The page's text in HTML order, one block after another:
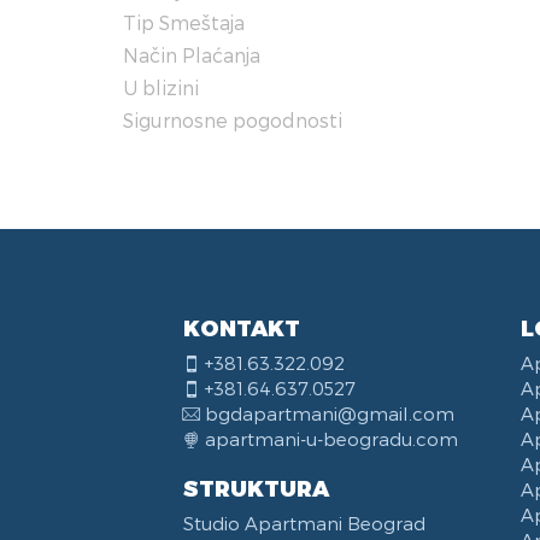
Tip Smeštaja
Način Plaćanja
U blizini
Sigurnosne pogodnosti
KONTAKT
+381.63.322.092
+381.64.637.0527
bgdapartmani@gmail.com
apartmani-u-beogradu.com
STRUKTURA
Studio Apartmani Beograd